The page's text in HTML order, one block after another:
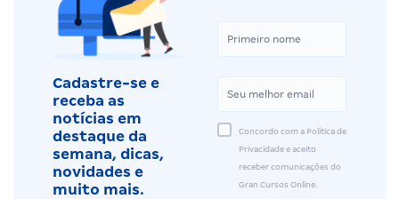
Cadastre-se e
receba as
notícias em
destaque da
semana, dicas,
novidades e
muito mais.
Concordo com a Política de
Privacidade e aceito
receber comunicações do
Gran Cursos Online.